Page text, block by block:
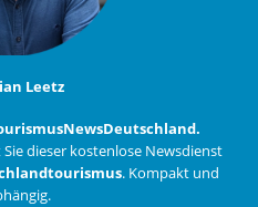
Leetz
dieser kostenlose Newsdienst
. Kompakt und